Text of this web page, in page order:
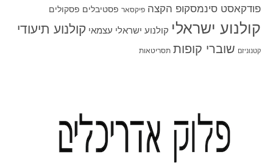
פודקאסט סינמסקופ הקצה פיקסאר פסטיבלים פסקולים
קולנוע ישראלי קולנוע ישראלי עצמאי קולנוע תיעודי
קטנוניזם שוברי קופות תסריטאות